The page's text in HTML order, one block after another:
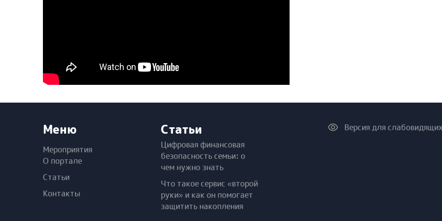
Меню
Мероприятия
О портале
Статьи
Контакты
Статьи
Цифровая финансовая
безопасность семьи: о
чем нужно знать
Что такое сервис «второй
руки» и как он помогает
защитить накопления
Версия для слабовидящих